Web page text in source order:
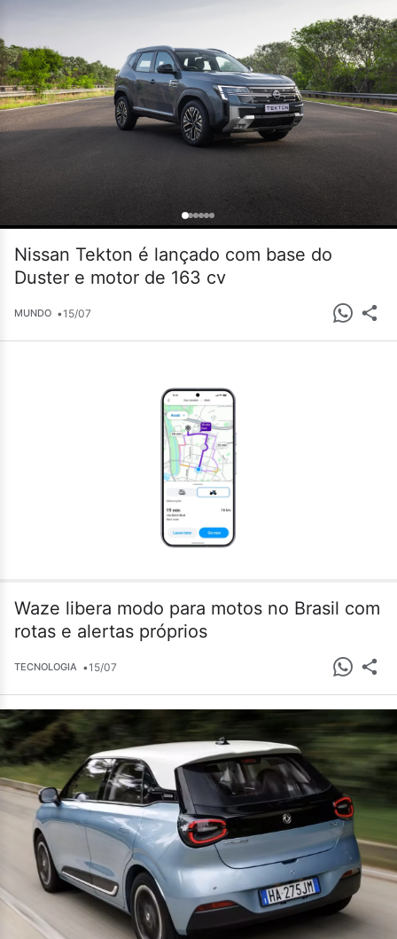
Nissan Tekton é lançado com base do
Duster e motor de 163 cv
MUNDO •15/07
Waze libera modo para motos no Brasil com
rotas e alertas próprios
TECNOLOGIA •15/07